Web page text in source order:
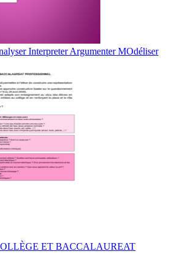
Interpreter Argumenter MOdéliser
ET BACCALAUREAT